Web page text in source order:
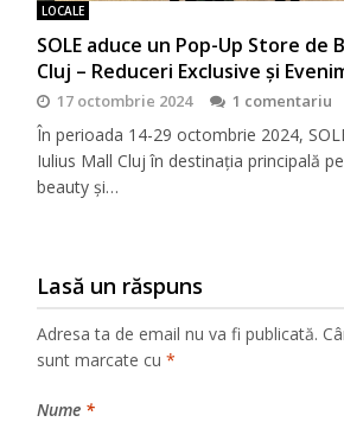
LOCALE
SOLE aduce un Pop-Up Store de
Cluj – Reduceri Exclusive și
17 octombrie 2024 1 comentariu
În perioada 14-29 octombrie 2024,
Iulius Mall Cluj în destinația principală
beauty și…
Lasă un răspuns
Adresa ta de email nu va fi publicată.
sunt marcate cu*
Nume *